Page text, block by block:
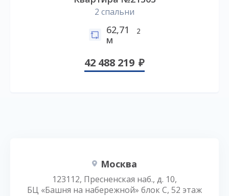
2 спальни
62,71
м
2
42 488 219
Москва
123112, Пресненская наб., д. 10,
БЦ «Башня на набережной» блок С, 52 этаж